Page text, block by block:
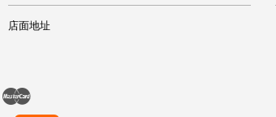
店面地址
Visa Master